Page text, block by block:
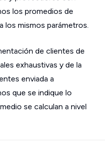
los promedios de
los mismos parámetros.
de clientes de
exhaustivas y de la
enviada a
que se indique lo
se calculan a nivel